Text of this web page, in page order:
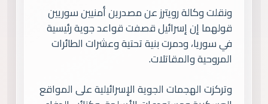
ونقلت وكالة رويترز عن مصدرين أمنيين سوريين
قولهما إن إسرائيل قصفت قواعد جوية رئيسية
في سوريا، ودمرت بنية تحتية وعشرات الطائرات
المروحية والمقاتلات.
وتركزت الهجمات الجوية الإسرائيلية على المواقع